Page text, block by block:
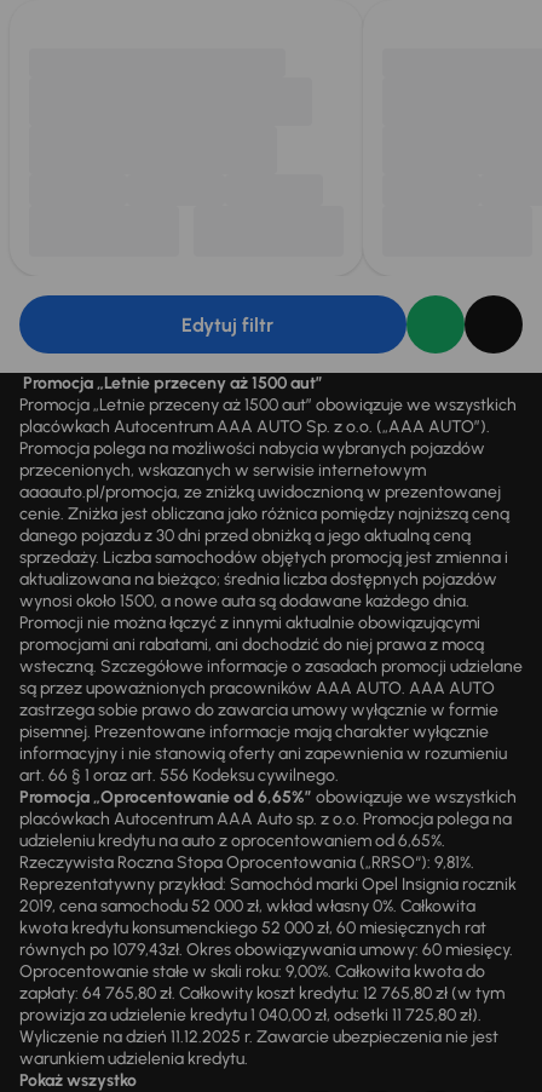
Edytuj filtr
Promocja „Letnie przeceny aż 1500 aut”
Promocja „Letnie przeceny aż 1500 aut” obowiązuje we wszystkich
placówkach Autocentrum AAA AUTO Sp. z o.o. („AAA AUTO”).
Promocja polega na możliwości nabycia wybranych pojazdów
przecenionych, wskazanych w serwisie internetowym
aaaauto.pl/promocja, ze zniżką uwidocznioną w prezentowanej
cenie. Zniżka jest obliczana jako różnica pomiędzy najniższą ceną
danego pojazdu z 30 dni przed obniżką a jego aktualną ceną
sprzedaży. Liczba samochodów objętych promocją jest zmienna i
aktualizowana na bieżąco; średnia liczba dostępnych pojazdów
wynosi około 1500, a nowe auta są dodawane każdego dnia.
Promocji nie można łączyć z innymi aktualnie obowiązującymi
promocjami ani rabatami, ani dochodzić do niej prawa z mocą
wsteczną. Szczegółowe informacje o zasadach promocji udzielane
są przez upoważnionych pracowników AAA AUTO. AAA AUTO
zastrzega sobie prawo do zawarcia umowy wyłącznie w formie
pisemnej. Prezentowane informacje mają charakter wyłącznie
informacyjny i nie stanowią oferty ani zapewnienia w rozumieniu
art. 66 § 1 oraz art. 556 Kodeksu cywilnego.
Promocja „Oprocentowanie od 6,65%” obowiązuje we wszystkich
placówkach Autocentrum AAA Auto sp. z o.o. Promocja polega na
udzieleniu kredytu na auto z oprocentowaniem od 6,65%.
Rzeczywista Roczna Stopa Oprocentowania („RRSO“): 9,81%.
Reprezentatywny przykład: Samochód marki Opel Insignia rocznik
2019, cena samochodu 52 000 zł, wkład własny 0%. Całkowita
kwota kredytu konsumenckiego 52 000 zł, 60 miesięcznych rat
równych po 1079,43zł. Okres obowiązywania umowy: 60 miesięcy.
Oprocentowanie stałe w skali roku: 9,00%. Całkowita kwota do
zapłaty: 64 765,80 zł. Całkowity koszt kredytu: 12 765,80 zł (w tym
prowizja za udzielenie kredytu 1 040,00 zł, odsetki 11 725,80 zł).
Wyliczenie na dzień 11.12.2025 r. Zawarcie ubezpieczenia nie jest
warunkiem udzielenia kredytu.
Pokaż wszystko